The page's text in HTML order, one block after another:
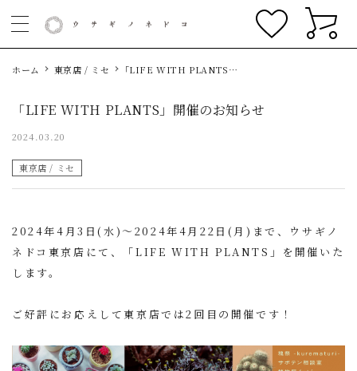
ホーム 東京店 / ミセ
「LIFE WITH PLANTS」
「LIFE WITH PLANTS」開催のお知らせ
2024.03.20
東京店 / ミセ
2024年4月3日(水)〜2024年4月22日(月)まで、ウサギノ
ネドコ東京店にて、「LIFE WITH PLANTS」を開催いた
します。
ご好評にお応えして東京店では2回目の開催です！